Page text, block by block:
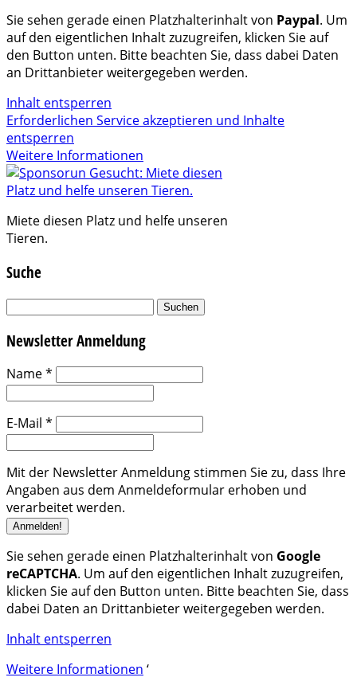
Sie sehen gerade einen Platzhalterinhalt von Paypal. Um
auf den eigentlichen Inhalt zuzugreifen, klicken Sie auf
den Button unten. Bitte beachten Sie, dass dabei Daten
an Drittanbieter weitergegeben werden.
Inhalt entsperren
Erforderlichen Service akzeptieren und Inhalte
entsperren
Weitere Informationen
Miete diesen Platz und helfe unseren
Tieren.
Suche
Suchen
Newsletter Anmeldung
Name*
E-Mail *
Mit der Newsletter Anmeldung stimmen Sie zu, dass Ihre
Angaben aus dem Anmeldeformular erhoben und
verarbeitet werden.
Sie sehen gerade einen Platzhalterinhalt von Google
reCAPTCHA. Um auf den eigentlichen Inhalt zuzugreifen,
klicken Sie auf den Button unten. Bitte beachten Sie, dass
dabei Daten an Drittanbieter weitergegeben werden.
Inhalt entsperren
Weitere Informationen ‘